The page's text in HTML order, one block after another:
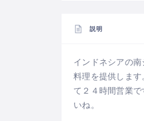
説明
インドネシアの
料理を提供しま
て２４時間営業
いね。